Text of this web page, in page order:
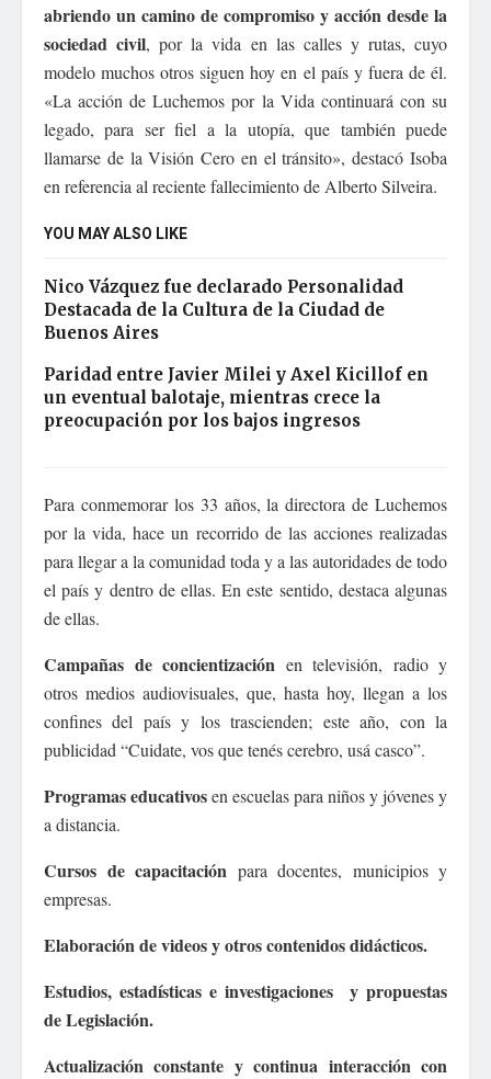
abriendo un camino de compromiso y acción desde la
sociedad civil, por la vida en las calles y rutas, cuyo
modelo muchos otros siguen hoy en el país y fuera de él.
«La acción de Luchemos por la Vida continuará con su
legado, para ser fiel a la utopía, que también puede
llamarse de la Visión Cero en el tránsito», destacó Isoba
en referencia al reciente fallecimiento de Alberto Silveira.
YOU MAY ALSO LIKE
Nico Vázquez fue declarado Personalidad
Destacada de la Cultura de la Ciudad de
Buenos Aires
Paridad entre Javier Milei y Axel Kicillof en
un eventual balotaje, mientras crece la
preocupación por los bajos ingresos
Para conmemorar los 33 años, la directora de Luchemos
por la vida, hace un recorrido de las acciones realizadas
para llegar a la comunidad toda y a las autoridades de todo
el país y dentro de ellas. En este sentido, destaca algunas
de ellas.
Campañas de concientización en televisión, radio y
otros medios audiovisuales, que, hasta hoy, llegan a los
confines del país y los trascienden; este año, con la
publicidad “Cuidate, vos que tenés cerebro, usá casco”.
Programas educativosen escuelas para niños y jóvenes y
a distancia.
Cursos de capacitación para docentes, municipios y
empresas.
Elaboración de videos y otros contenidos didácticos.
Estudios, estadísticas e investigaciones y propuestas
de Legislación.
Actualización constante y continua interacción con